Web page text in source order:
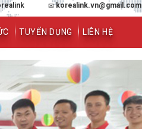
korealink.vn@gmail.com
TUYỂN DỤNG LIÊN HỆ